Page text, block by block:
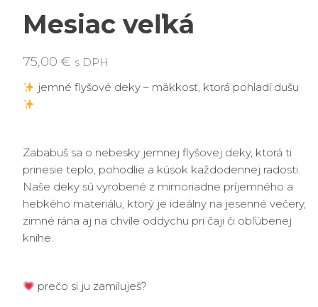
Mesiac veľká
75,00 € s DPH
jemné flyšové deky – mäkkosť, ktorá pohladí dušu
Zababuš sa o nebesky jemnej flyšovej deky, ktorá ti
prinesie teplo, pohodlie a kúsok každodennej radosti.
Naše deky sú vyrobené z mimoriadne príjemného a
hebkého materiálu, ktorý je ideálny na jesenné večery,
zimné rána aj na chvíle oddychu pri čaji či obľúbenej
knihe.
prečo si ju zamiluješ?